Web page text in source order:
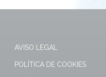
AVISO LEGAL
POLÍTICA DE COOKIES